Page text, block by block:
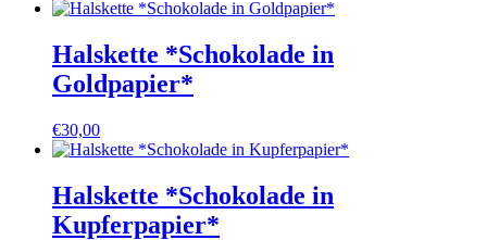
Halskette *Schokolade in
Goldpapier*
€30,00
Halskette *Schokolade in
Kupferpapier*